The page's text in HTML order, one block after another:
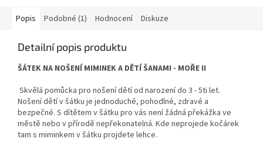
Popis Podobné (1) Hodnocení Diskuze
Detailní popis produktu
ŠÁTEK NA NOŠENÍ MIMINEK A DĚTÍ ŠANAMI - MOŘE II
Skvělá pomůcka pro nošení dětí od narození do 3 - 5ti let.
Nošení dětí v šátku je jednoduché, pohodlné, zdravé a
bezpečné. S dítětem v šátku pro vás není žádná překážka ve
městě nebo v přírodě nepřekonatelná. Kde neprojede kočárek
tam s miminkem v šátku projdete lehce.